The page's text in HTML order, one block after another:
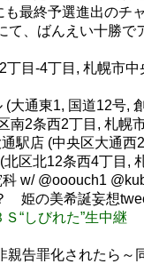
最終予選進出のチ
て、ばんえい十勝で
丁目-4丁目, 札幌市中
(大通東1, 国道12号,
南2条西2丁目, 札幌
駅店 (中央区大通西
北区北12条西4丁目,
w/ @ooouch1
姫の美希誕妄想
“しびれた”生中継
親告罪化されたら